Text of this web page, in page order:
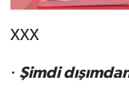
XXX
· Şimdi